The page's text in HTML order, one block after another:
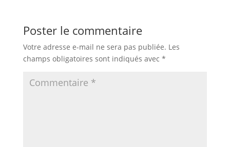
Poster le commentaire
Votre adresse e-mail ne sera pas publiée. Les
champs obligatoires sont indiqués avec *